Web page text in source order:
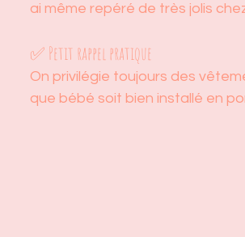
ai même repéré de très jolis
✅ Petit rappel pratique
On privilégie toujours des
que bébé soit bien installé en